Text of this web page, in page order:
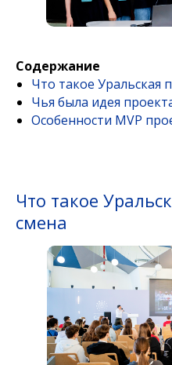
Содержание
Что такое Уральская
Чья была идея
Особенности MVP
Что такое
смена